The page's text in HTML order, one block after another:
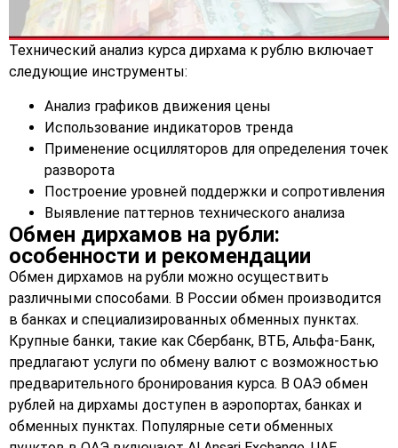
Технический анализ курса дирхама к рублю включает
следующие инструменты:
Анализ графиков движения цены
Использование индикаторов тренда
Применение осцилляторов для определения точек
разворота
Построение уровней поддержки и сопротивления
Выявление паттернов технического анализа
Обмен дирхамов на рубли:
особенности и рекомендации
Обмен дирхамов на рубли можно осуществить
различными способами. В России обмен производится
в банках и специализированных обменных пунктах.
Крупные банки, такие как Сбербанк, ВТБ, Альфа-Банк,
предлагают услуги по обмену валют с возможностью
предварительного бронирования курса. В ОАЭ обмен
рублей на дирхамы доступен в аэропортах, банках и
обменных пунктах. Популярные сети обменных